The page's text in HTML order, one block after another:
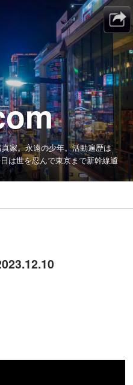
家。永遠の少年。活動遍歴は
は世を忍んで東京まで新幹線通